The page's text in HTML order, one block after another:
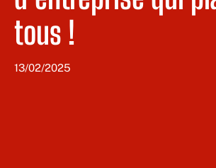
tous !
13/02/2025